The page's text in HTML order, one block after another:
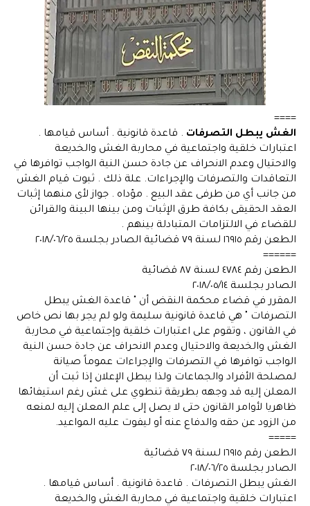
====
الغش يبطل التصرفات . قاعدة قانونية . أساس قيامها .
اعتبارات خلقية واجتماعية في محاربة الغش والخديعة
والاحتيال وعدم الانحراف عن جادة حسن النية الواجب توافرها في
التعاقدات والتصرفات والإجراءات. علة ذلك . ثبوت قيام الغش
من جانب أي من طرفى عقد البيع . مؤداه . جواز لأى منهما إثبات
العقد الحقيقى بكافة طرق الإثبات ومن بينها البينة والقرائن
للقضاء في الالتزامات المتبادلة بينهم .
الطعن رقم ١٦٩١٥ لسنة ٧٩ قضائية الصادر بجلسة ٢٠١٨/٠٦/٢٥
======
الطعن رقم ٤٧٨٤ لسنة ٨٧ قضائية
الصادر بجلسة ٢٠١٨/٠٥/١٤
المقرر في قضاء محكمة النقض أن " قاعدة الغش يبطل
التصرفات " هي قاعدة قانونية سليمة ولو لم يجر بها نص خاص
في القانون ، وتقوم على اعتبارات خلقية وإجتماعية في محاربة
الغش والخديعة والاحتيال وعدم الانحراف عن جادة حسن النية
الواجب توافرها في التصرفات والإجراءات عموماً صيانة
لمصلحة الأفراد والجماعات ولذا يبطل الإعلان إذا ثبت أن
المعلن إليه قد وجهه بطريقة تنطوي على غش رغم استيفائها
ظاهريا لأوامر القانون حتى لا يصل إلى علم المعلن إليه لمنعه
من الزود عن حقه والدفاع عنه أو ليفوت عليه المواعيد.
=====
الطعن رقم ١٦٩١٥ لسنة ٧٩ قضائية
الصادر بجلسة ٢٠١٨/٠٦/٢٥
الغش يبطل التصرفات . قاعدة قانونية . أساس قيامها .
اعتبارات خلقية واجتماعية في محاربة الغش والخديعة